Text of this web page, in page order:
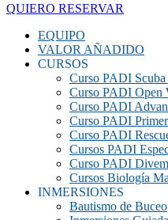
QUIERO RESERVAR
EQUIPO
VALOR AÑADIDO
CURSOS
Curso PADI
Curso PADI Open
Curso PADI
Curso PADI
Curso PADI
Cursos PADI
Curso PADI
Cursos Biología
INMERSIONES
Bautismo de Buceo